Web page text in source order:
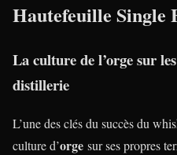
Hautefeuille Single
La culture de l’orge sur
distillerie
L’une des clés du succès du
culture d’orge sur ses propres